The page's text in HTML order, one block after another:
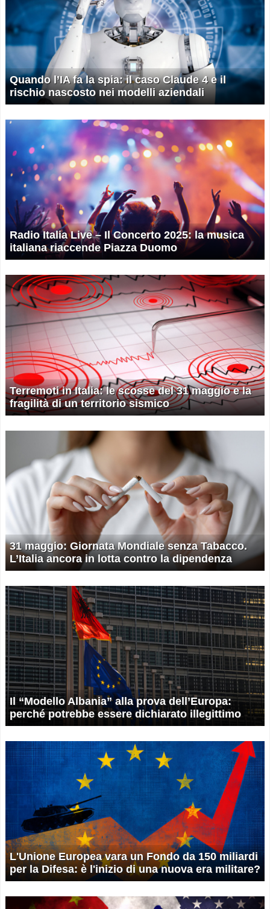
Quando l’IA fa la spia: il caso Claude 4 e il
rischio nascosto nei modelli aziendali
Radio Italia Live – Il Concerto 2025: la musica
italiana riaccende Piazza Duomo
Terremoti in Italia: le scosse del 31 maggio e la
fragilità di un territorio sismico
31 maggio: Giornata Mondiale senza Tabacco.
L’Italia ancora in lotta contro la dipendenza
Il “Modello Albania” alla prova dell’Europa:
perché potrebbe essere dichiarato illegittimo
L'Unione Europea vara un Fondo da 150 miliardi
per la Difesa: è l'inizio di una nuova era militare?